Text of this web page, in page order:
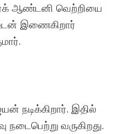
ஆண்டனி வெற்றியை
இணைகிறார்
நடிக்கிறார். இதில்
நடைபெற்று வருகிறது.